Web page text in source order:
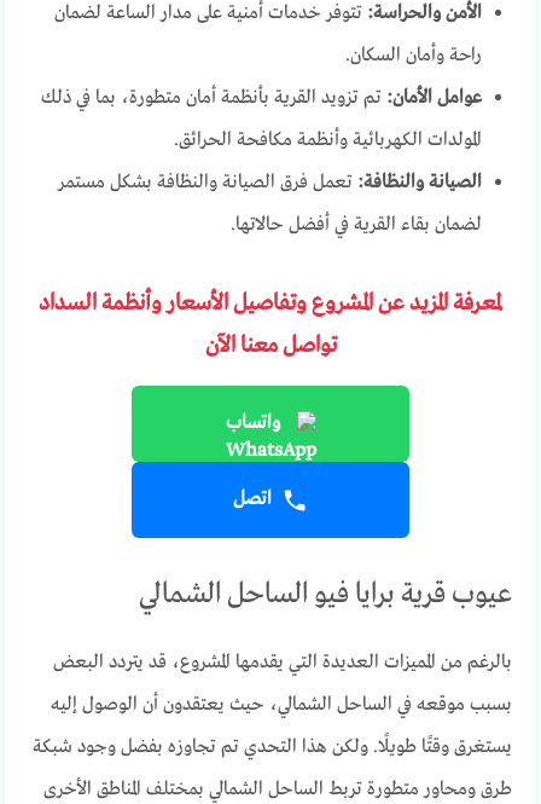
الأمن والحراسة: تتوفر خدمات أمنية على مدار الساعة لضمان
راحة وأمان السكان.
عوامل الأمان: تم تزويد القرية بأنظمة أمان متطورة، بما في ذلك
المولدات الكهربائية وأنظمة مكافحة الحرائق.
الصيانة والنظافة: تعمل فرق الصيانة والنظافة بشكل مستمر
لضمان بقاء القرية في أفضل حالاتها.
لمعرفة المزيد عن المشروع وتفاصيل الأسعار وأنظمة السداد
تواصل معنا الآن
واتساب
اتصل
عيوب قرية برايا فيو الساحل الشمالي
بالرغم من المميزات العديدة التي يقدمها المشروع، قد يتردد البعض
بسبب موقعه في الساحل الشمالي، حيث يعتقدون أن الوصول إليه
يستغرق وقتًا طويلًا. ولكن هذا التحدي تم تجاوزه بفضل وجود شبكة
طرق ومحاور متطورة تربط الساحل الشمالي بمختلف المناطق الأخرى